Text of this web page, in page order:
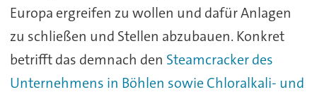
Europa ergreifen zu wollen und dafür Anlagen
zu schließen und Stellen abzubauen. Konkret
betrifft das demnach den Steamcracker des
Unternehmens in Böhlen sowie Chloralkali- und